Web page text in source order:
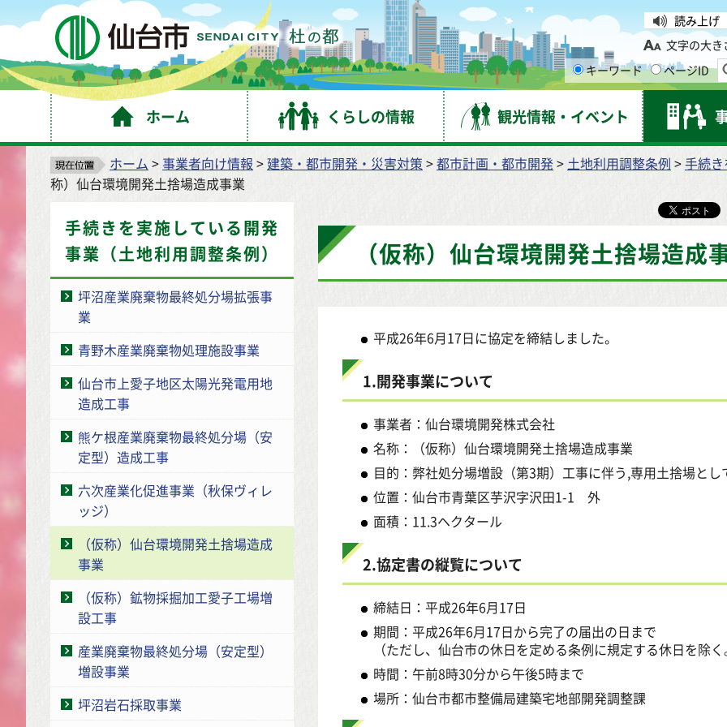
仙台市
読み上げ
文字の大き
キーワード
ページID
ホーム くらしの情報 観光情報・イベント
ホーム >事業者向け情報 >建築・都市開発・災害対策 >都市計画・都市開発> 土地利用調整条例 >手続
称）仙台環境開発土捨場造成事業
手続きを実施している開発
事業（土地利用調整条例）
坪沼産業廃棄物最終処分場拡張事
業
青野木産業廃棄物処理施設事業
仙台市上愛子地区太陽光発電用地
造成工事
熊ケ根産業廃棄物最終処分場（安
定型）造成工事
六次産業化促進事業（秋保ヴィレ
ッジ）
（仮称）仙台環境開発土捨場造成
事業
（仮称）鉱物採掘加工愛子工場増
設工事
産業廃棄物最終処分場（安定型）
増設事業
坪沼岩石採取事業
（仮称）仙台環境開発土捨場造成
平成26年6月17日に協定を締結しました。
1.開発事業について
事業者：仙台環境開発株式会社
名称：（仮称）仙台環境開発土捨場造成事業
目的：弊社処分場増設（第3期）工事に伴う,専用土捨場とし
位置：仙台市青葉区芋沢字沢田1-1 外
面積：11.3ヘクタール
2.協定書の縦覧について
締結日：平成26年6月17日
期間：平成26年6月17日から完了の届出の日まで
（ただし、仙台市の休日を定める条例に規定する休日を除
時間：午前8時30分から午後5時まで
場所：仙台市都市整備局建築宅地部開発調整課